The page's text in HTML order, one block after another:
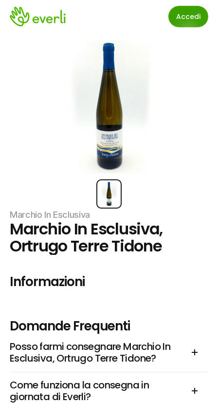
Accedi
Marchio In Esclusiva
Marchio In Esclusiva,
Ortrugo Terre Tidone
Informazioni
Domande Frequenti
Posso farmi consegnare Marchio In
Esclusiva, Ortrugo Terre Tidone?
Come funziona la consegna in
giornata di Everli?